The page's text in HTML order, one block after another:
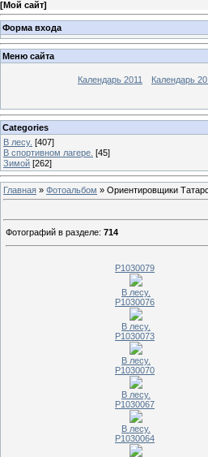
[Мой сайт]
Форма входа
Меню сайта
Календарь 2011 Календарь
Categories
В лесу. [407]
В спортивном лагере. [45]
Зимой [262]
Главная » Фотоальбом » Ориентировщики
Фотографий в разделе: 714
P1030079
В лесу.
P1030076
В лесу.
P1030073
В лесу.
P1030070
В лесу.
P1030067
В лесу.
P1030064